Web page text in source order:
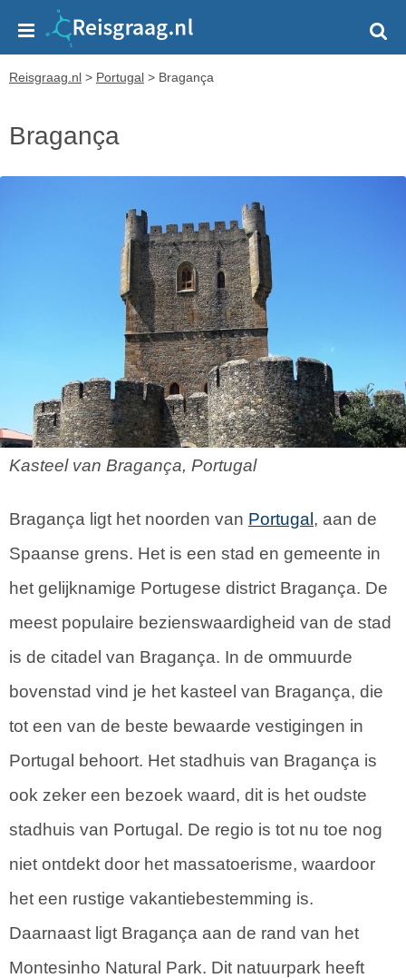
Reisgraag.nl > Portugal > Bragança
Bragança
Kasteel van Bragança, Portugal
Bragança ligt het noorden van Portugal, aan de
Spaanse grens. Het is een stad en gemeente in
het gelijknamige Portugese district Bragança. De
meest populaire bezienswaardigheid van de stad
is de citadel van Bragança. In de ommuurde
bovenstad vind je het kasteel van Bragança, die
tot een van de beste bewaarde vestigingen in
Portugal behoort. Het stadhuis van Bragança is
ook zeker een bezoek waard, dit is het oudste
stadhuis van Portugal. De regio is tot nu toe nog
niet ontdekt door het massatoerisme, waardoor
het een rustige vakantiebestemming is.
Daarnaast ligt Bragança aan de rand van het
Montesinho Natural Park. Dit natuurpark heeft